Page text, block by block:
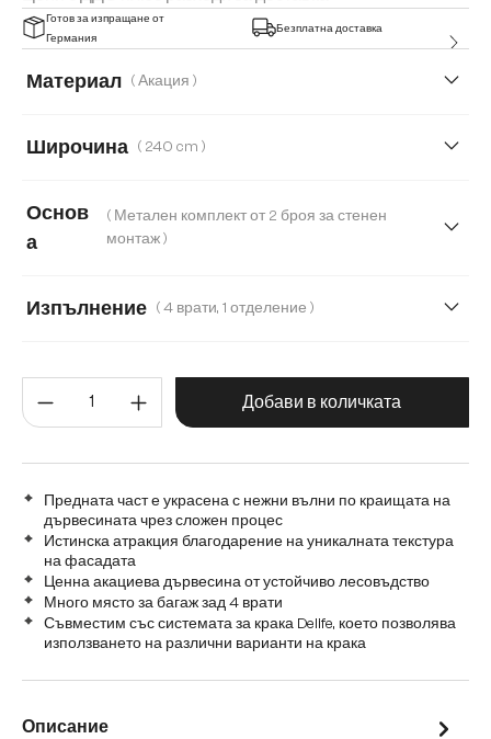
Готов за изпращане от
Германия
Безплатна доставка
Материал ( Акация )
Широчина ( 240 cm )
Основ
а
( Метален комплект от 2 броя за стенен
монтаж )
Акрилен крак Метален комплект от 2 броя за стенен
Изпълнение ( 4 врати, 1 отделение )
4 врати Количество на продукта:
Добави в количката
Предната част е украсена с нежни вълни по краищата на
дървесината чрез сложен процес
Истинска атракция благодарение на уникалната текстура
на фасадата
Ценна акациева дървесина от устойчиво лесовъдство
Много място за багаж зад 4 врати
Съвместим със системата за крака Delife, което позволява
използването на различни варианти на крака
Описание